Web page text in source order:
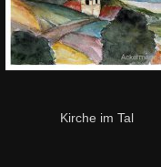
Kirche im Tal